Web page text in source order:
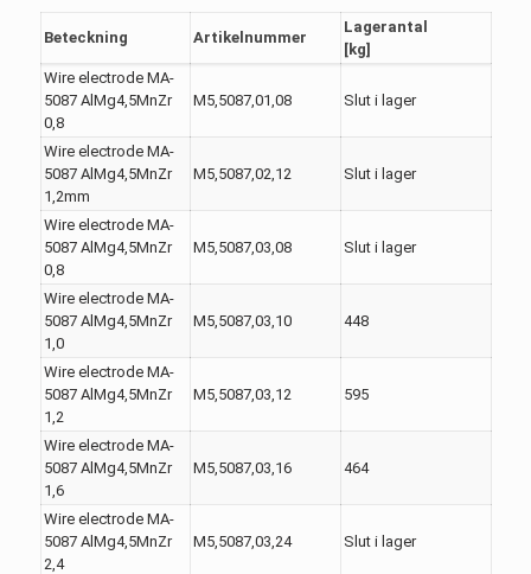
Beteckning Artikelnummer
Lagerantal
[kg]
Wire electrode MA-
5087 AlMg4,5MnZr
0,8
M5,5087,01,08 Slut i lager
Wire electrode MA-
5087 AlMg4,5MnZr
1,2mm
M5,5087,02,12 Slut i lager
Wire electrode MA-
5087 AlMg4,5MnZr
0,8
M5,5087,03,08 Slut i lager
Wire electrode MA-
5087 AlMg4,5MnZr
1,0
M5,5087,03,10 448
Wire electrode MA-
5087 AlMg4,5MnZr
1,2
M5,5087,03,12 595
Wire electrode MA-
5087 AlMg4,5MnZr
1,6
M5,5087,03,16 464
Wire electrode MA-
5087 AlMg4,5MnZr
2,4
M5,5087,03,24 Slut i lager